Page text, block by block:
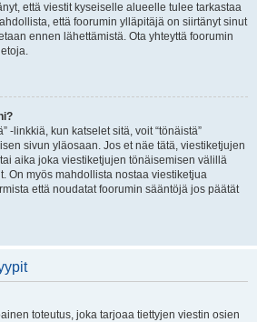
että viestit kyseiselle alueelle tulee tarkastaa
että foorumin ylläpitäjä on siirtänyt sinut
ennen lähettämistä. Ota yhteyttä foorumin
-linkkiä, kun katselet sitä, voit “tönäistä”
sivun yläosaan. Jos et näe tätä, viestiketjujen
aika joka viestiketjujen tönäisemisen välillä
On myös mahdollista nostaa viestiketjua
että noudatat foorumin sääntöjä jos päätät
toteutus, joka tarjoaa tiettyjen viestin osien